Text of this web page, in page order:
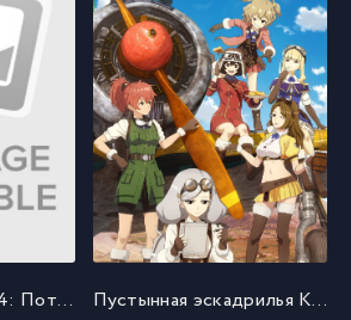
Детектив Конан 14: Потерянный корабль в небе Пустынная эскадрилья Котобуки